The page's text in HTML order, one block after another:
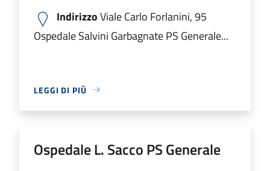
IndirizzoViale Carlo Forlanini, 95
Ospedale Salvini Garbagnate PS Generale...
LEGGI DI PIÙ
Ospedale L. Sacco PS Generale